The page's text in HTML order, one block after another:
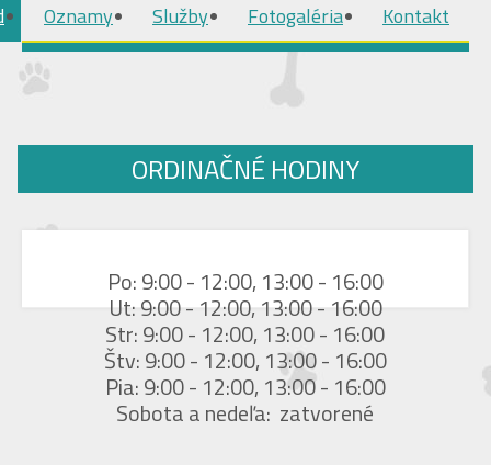
Oznamy Služby Fotogaléria Kontakt
ORDINAČNÉ HODINY
Po: 9:00 - 12:00, 13:00 - 16:00
Ut: 9:00 - 12:00, 13:00 - 16:00
Str: 9:00 - 12:00, 13:00 - 16:00
Štv: 9:00 - 12:00, 13:00 - 16:00
Pia: 9:00 - 12:00, 13:00 - 16:00
Sobota a nedeľa: zatvorené